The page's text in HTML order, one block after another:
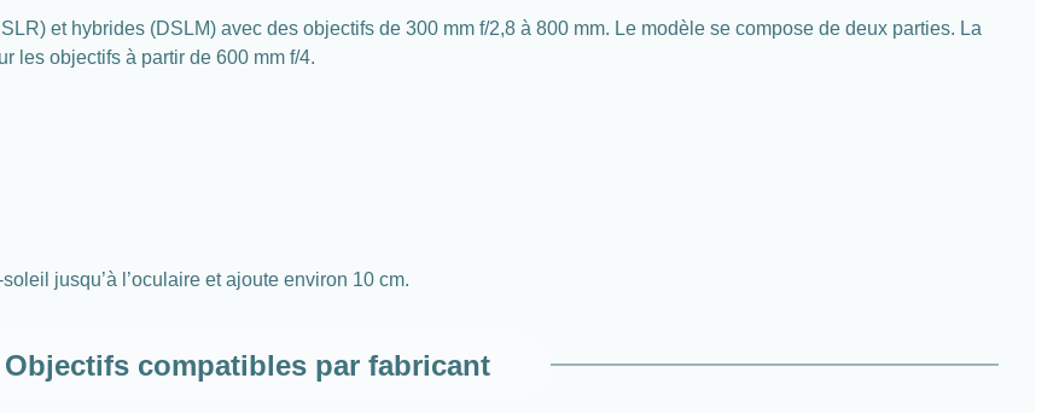
et hybrides (DSLM) avec des objectifs de 300 mm f/2,8 à 800 mm. Le modèle se compose de deux parties. La
les objectifs à partir de 600 mm f/4.
jusqu’à l’oculaire et ajoute environ 10 cm.
Objectifs compatibles par fabricant